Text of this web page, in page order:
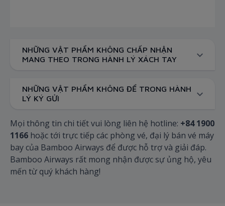
NHỮNG VẬT PHẨM KHÔNG CHẤP NHẬN
MANG THEO TRONG HÀNH LÝ XÁCH TAY
NHỮNG VẬT PHẨM KHÔNG ĐỂ TRONG HÀNH
LÝ KÝ GỬI
Mọi thông tin chi tiết vui lòng liên hệ hotline: +84 1900
1166 hoặc tới trực tiếp các phòng vé, đại lý bán vé máy
bay của Bamboo Airways để được hỗ trợ và giải đáp.
Bamboo Airways rất mong nhận được sự ủng hộ, yêu
mến từ quý khách hàng!